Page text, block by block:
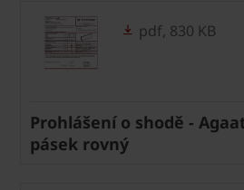
pdf, 830 KB
Prohlášení o shodě -
pásek rovný